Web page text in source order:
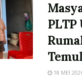
18 MEI